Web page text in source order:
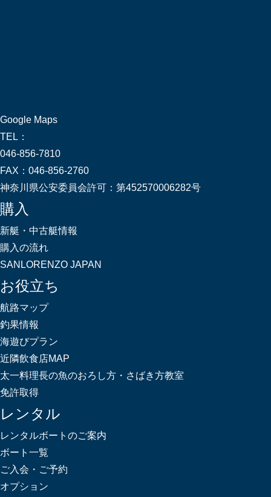
Google Maps
TEL：
046-856-7810
FAX： 046-856-2760
神奈川県公安委員会許可： 第452570006282号
購入
新艇・中古艇情報
購入の流れ
SANLORENZO JAPAN
お役立ち
航路マップ
釣果情報
海遊びプラン
近隣飲食店MAP
太一料理長の魚のおろし方・さばき方教室
免許取得
レンタル
レンタルボートのご案内
ボート一覧
ご入会・ご予約
オプション